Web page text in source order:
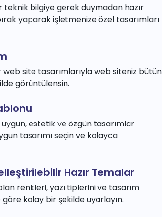
bilgiye gerek duymadan hazır
yaparak işletmenize özel tasarımları
web site tasarımlarıyla web siteniz bütün
görüntülensin.
estetik ve özgün tasarımlar
tasarımı seçin ve kolayca
Hazır Temalar
renkleri, yazı tiplerini ve tasarım
kolay bir şekilde uyarlayın.